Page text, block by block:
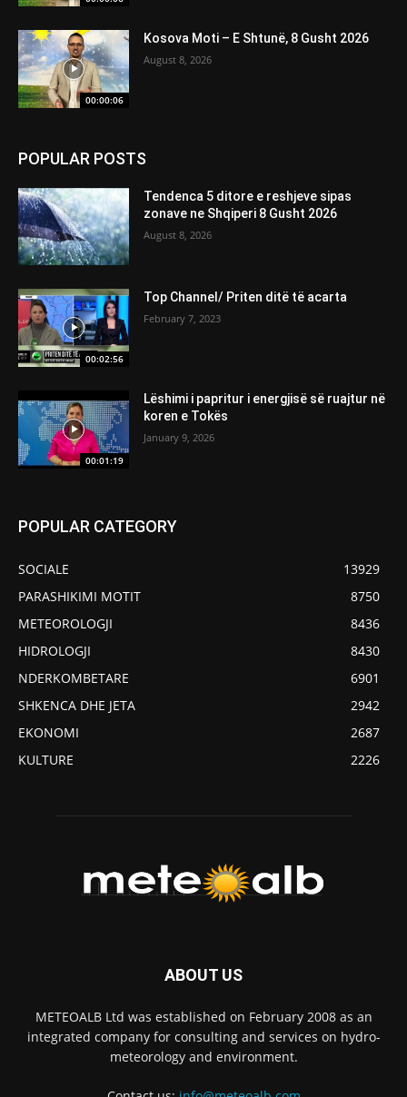
00:00:06
Kosova Moti – E Shtunë, 8 Gusht 2026
August 8, 2026
POPULAR POSTS
Tendenca 5 ditore e reshjeve sipas
zonave ne Shqiperi 8 Gusht 2026
August 8, 2026
00:02:56
Top Channel/ Priten ditë të acarta
February 7, 2023
00:01:19
Lëshimi i papritur i energjisë së ruajtur në
koren e Tokës
January 9, 2026
POPULAR CATEGORY
SOCIALE
13929
PARASHIKIMI MOTIT
8750
METEOROLOGJI
8436
HIDROLOGJI
8430
NDERKOMBETARE
6901
SHKENCA DHE JETA
2942
EKONOMI
2687
KULTURE
2226
ABOUT US
METEOALB Ltd was established on February 2008 as an
integrated company for consulting and services on hydro-
meteorology and environment.